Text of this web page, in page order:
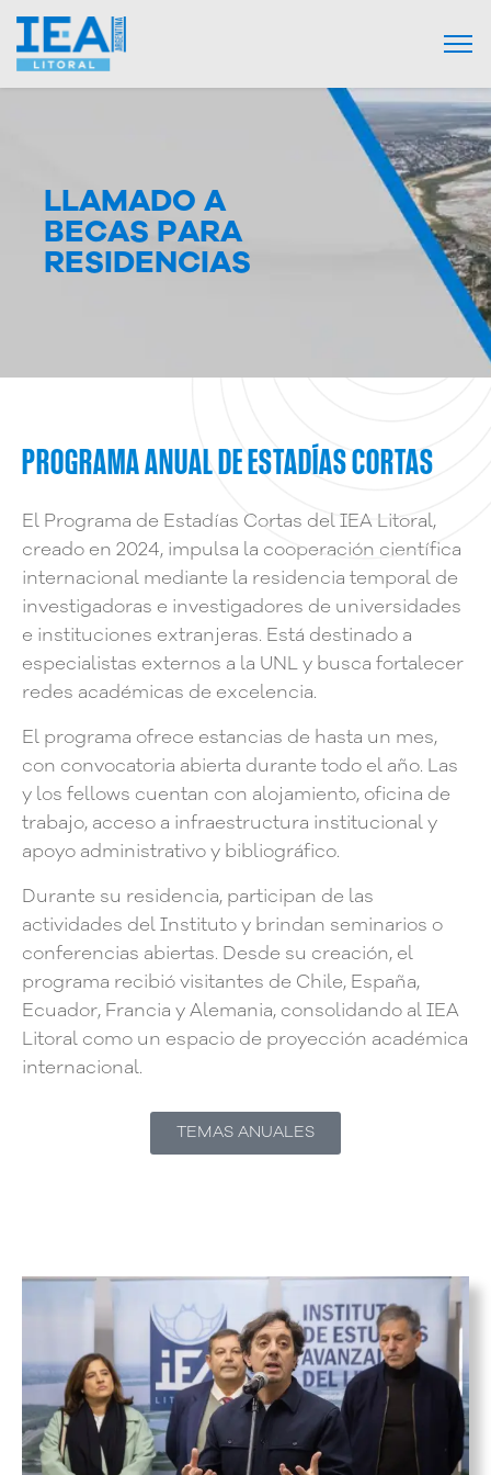
LLAMADO A
BECAS PARA
RESIDENCIAS
PROGRAMA ANUAL DE ESTADÍAS CORTAS
El Programa de Estadías Cortas del IEA Litoral,
creado en 2024, impulsa la cooperación científica
internacional mediante la residencia temporal de
investigadoras e investigadores de universidades
e instituciones extranjeras. Está destinado a
especialistas externos a la UNL y busca fortalecer
redes académicas de excelencia.
El programa ofrece estancias de hasta un mes,
con convocatoria abierta durante todo el año. Las
y los fellows cuentan con alojamiento, oficina de
trabajo, acceso a infraestructura institucional y
apoyo administrativo y bibliográfico.
Durante su residencia, participan de las
actividades del Instituto y brindan seminarios o
conferencias abiertas. Desde su creación, el
programa recibió visitantes de Chile, España,
Ecuador, Francia y Alemania, consolidando al IEA
Litoral como un espacio de proyección académica
internacional.
TEMAS ANUALES